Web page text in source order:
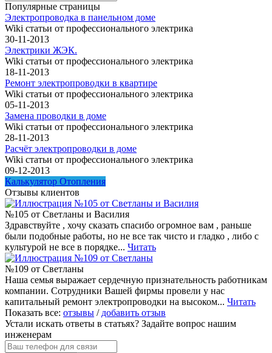
Популярные страницы
Электропроводка в панельном доме
Wiki статьи от профессионального электрика
30-11-2013
Электрики ЖЭК.
Wiki статьи от профессионального электрика
18-11-2013
Ремонт электропроводки в квартире
Wiki статьи от профессионального электрика
05-11-2013
Замена проводки в доме
Wiki статьи от профессионального электрика
28-11-2013
Расчёт электропроводки в доме
Wiki статьи от профессионального электрика
09-12-2013
Калькулятор Отопления
Отзывы клиентов
№105 от Светланы и Василия
Здравствуйте , хочу сказать спасибо огромное вам , раньше
были подобные работы, но не все так чисто и гладко , либо с
культурой не все в порядке... Читать
№109 от Светланы
Наша семья выражает сердечную признательность работникам
компании. Сотрудники Вашей фирмы провели у нас
капитальный ремонт электропроводки на высоком... Читать
Показать все: отзывы / добавить отзыв
Устали искать ответы в статьях? Задайте вопрос нашим
инженерам